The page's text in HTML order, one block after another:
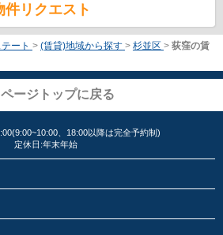
件リクエスト
ート > (賃貸)地域から探す > 杉並区 > 荻窪の賃
ページトップに戻る
、18:00以降は完全予約制)
定休日:年末年始